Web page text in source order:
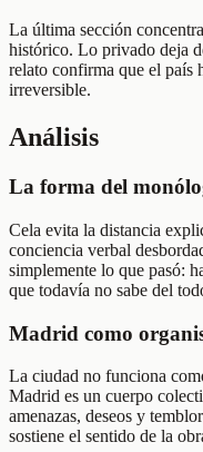
La última sección
histórico. Lo privado deja
relato confirma que el país
irreversible.
Análisis
La forma del
Cela evita la distancia
conciencia verbal
simplemente lo que pasó:
que todavía no sabe del
Madrid como
La ciudad no funciona
Madrid es un cuerpo
amenazas, deseos y
sostiene el sentido de la